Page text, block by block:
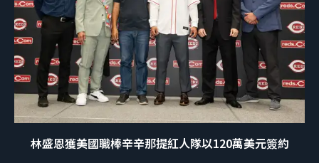
林盛恩獲美國職棒辛辛那提紅人隊以120萬美元簽約